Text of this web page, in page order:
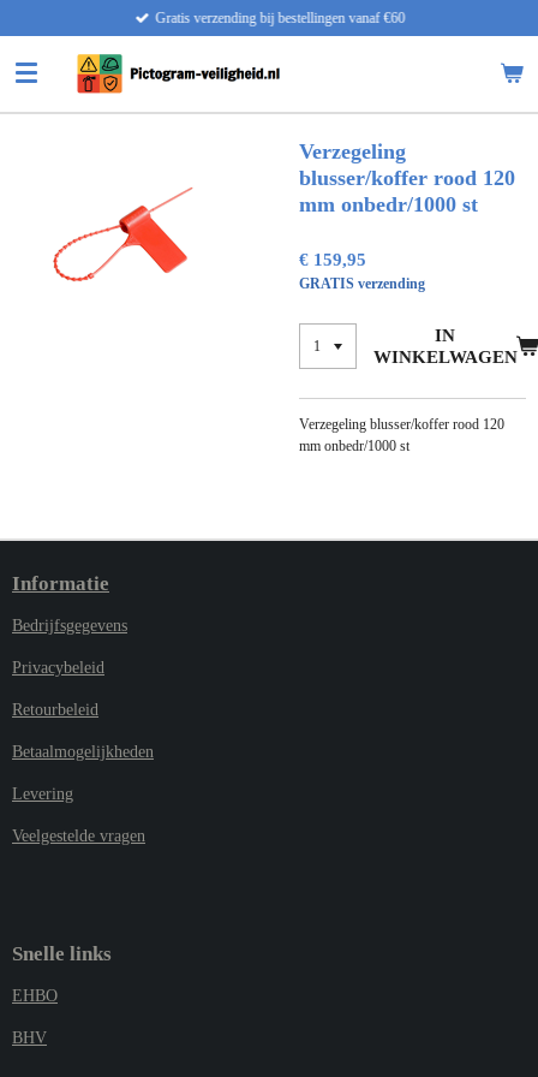
naar
de
hoofdinhoud
Gratis verzending bij bestellingen vanaf €60
Verzegeling
blusser/koffer rood 120
mm onbedr/1000 st
€ 159,95
GRATIS verzending
IN
WINKELWAGEN
Verzegeling blusser/koffer rood 120
mm onbedr/1000 st
Informatie
Bedrijfsgegevens
Privacybeleid
Retourbeleid
Betaalmogelijkheden
Levering
Veelgestelde vragen
Snelle links
EHBO
BHV